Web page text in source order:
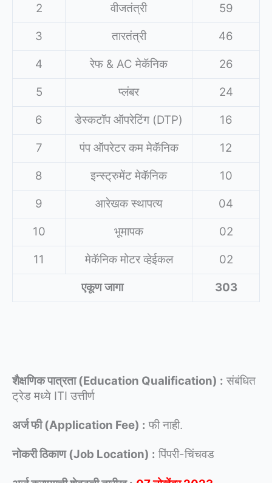
2
वीजतंत्री
59
3
तारतंत्री
46
4
रेफ & AC मेकॅनिक
26
5
प्लंबर
24
6
डेस्कटॉप ऑपरेटिंग (DTP)
16
7
पंप ऑपरेटर कम मेकॅनिक
12
8
इन्स्ट्रुमेंट मेकॅनिक
10
9
आरेखक स्थापत्य
04
10
भूमापक
02
11
मेकॅनिक मोटर व्हेईकल
02
एकूण जागा
303
शैक्षणिक पात्रता (Education Qualification) : संबंधित
ट्रेड मध्ये ITI उत्तीर्ण
अर्ज फी (Application Fee) : फी नाही.
नोकरी ठिकाण (Job Location) : पिंपरी-चिंचवड